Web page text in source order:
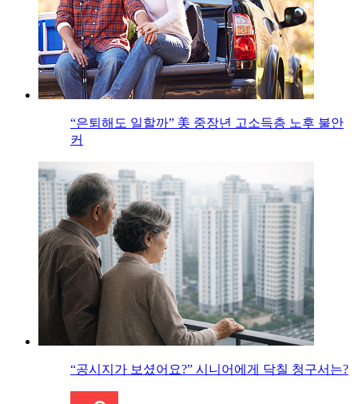
“은퇴해도 일할까” 美 중장년 고소득층 노후 불안
커
“공시지가 보셨어요?” 시니어에게 닥칠 청구서는?